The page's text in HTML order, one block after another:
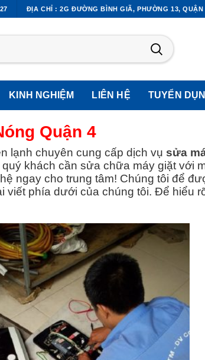
ĐỊA CHỈ : 2G ĐƯỜNG BÌNH GIÃ, PHƯỜNG 13, QUẬN
KINH NGHIỆM LIÊN HỆ TUYỂN
Quận 4
lạnh chuyên cung cấp dịch vụ sửa
khách cần sửa chữa máy giặt với
ngay cho trung tâm! Chúng tôi để
viết phía dưới của chúng tôi. Để hiểu